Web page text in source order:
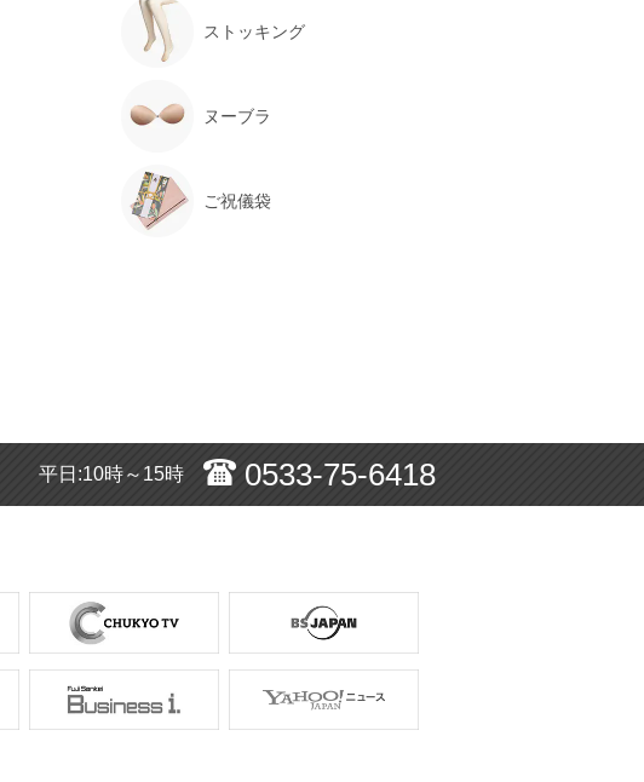
ストッキング
ヌーブラ
ご祝儀袋
平日:10時～15時 0533-75-6418